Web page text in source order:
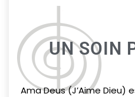
UN SOIN
Ama Deus (J’Aime Dieu)